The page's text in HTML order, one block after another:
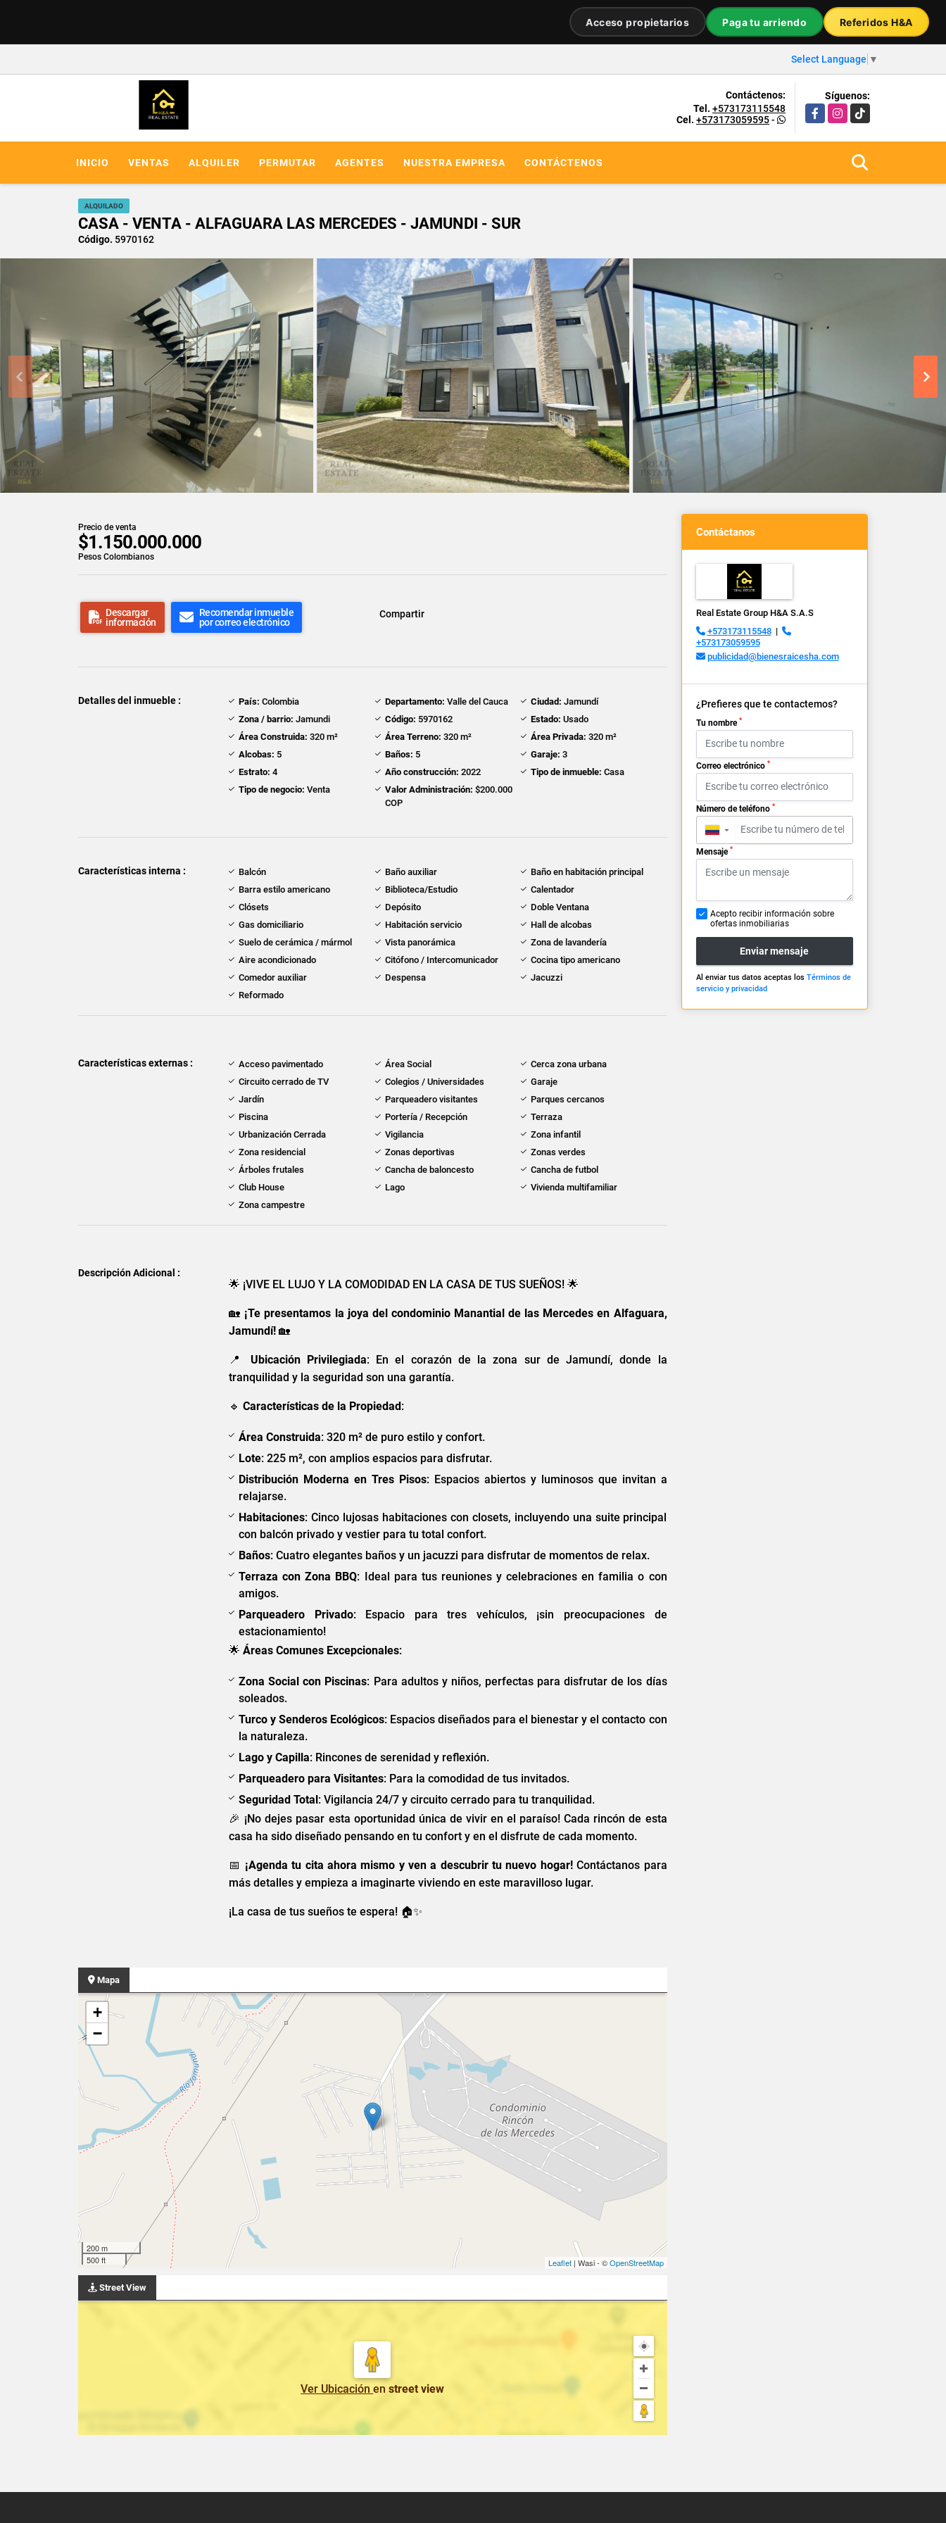
Acceso propietarios Paga tu arriendo Referidos H&A
Select Language ▼
Contáctenos:
Tel. +573173115548
Cel. +573173059595-
Síguenos:
FacebookInstagram
TikTok
INICIO VENTAS ALQUILER PERMUTAR AGENTES NUESTRA EMPRESA CONTÁCTENOS
ALQUILADO
CASA - VENTA - ALFAGUARA LAS MERCEDES - JAMUNDI - SUR
Código. 5970162
Precio de venta
$1.150.000.000
Pesos Colombianos
Descargar
información
Recomendar inmueble
por correo electrónico
Compartir
Detalles del inmueble : País: Colombia Departamento: Valle del Cauca Ciudad: Jamundí
Zona / barrio: Jamundi Código: 5970162 Estado: Usado
Área Construida: 320 m² Área Terreno: 320 m² Área Privada: 320 m²
Alcobas: 5 Baños: 5 Garaje: 3
Estrato: 4 Año construcción: 2022 Tipo de inmueble: Casa
Tipo de negocio: Venta Valor Administración: $200.000
COP
Características interna : Balcón Baño auxiliar
Baño en habitación principal
Barra estilo americano
Biblioteca/Estudio
Calentador
Clósets
Depósito
Doble Ventana
Gas domiciliario
Habitación servicio
Hall de alcobas
Suelo de cerámica / mármol
Vista panorámica
Zona de lavandería
Aire acondicionado
Citófono / Intercomunicador
Cocina tipo americano
Comedor auxiliar
Despensa
Jacuzzi
Reformado
Características externas : Acceso pavimentado Área Social
Cerca zona urbana
Circuito cerrado de TV
Colegios / Universidades
Garaje
Jardín
Parqueadero visitantes
Parques cercanos
Piscina
Portería / Recepción
Terraza
Urbanización Cerrada
Vigilancia
Zona infantil
Zona residencial
Zonas deportivas
Zonas verdes
Árboles frutales
Cancha de baloncesto
Cancha de futbol
Club House
Lago
Vivienda multifamiliar
Zona campestre
Descripción Adicional :
🌟 ¡VIVE EL LUJO Y LA COMODIDAD EN LA CASA DE TUS SUEÑOS! 🌟
🏡 ¡Te presentamos la joya del condominio Manantial de las Mercedes en Alfaguara,
Jamundí! 🏡
📍 Ubicación Privilegiada: En el corazón de la zona sur de Jamundí, donde la
tranquilidad y la seguridad son una garantía.
🔹Características de la Propiedad :
Área Construida: 320 m² de puro estilo y confort.
Lote: 225 m², con amplios espacios para disfrutar.
Distribución Moderna en Tres Pisos: Espacios abiertos y luminosos que invitan a
relajarse.
Habitaciones: Cinco lujosas habitaciones con closets, incluyendo una suite principal
con balcón privado y vestier para tu total confort.
Baños: Cuatro elegantes baños y un jacuzzi para disfrutar de momentos de relax.
Terraza con Zona BBQ: Ideal para tus reuniones y celebraciones en familia o con
amigos.
Parqueadero Privado: Espacio para tres vehículos, ¡sin preocupaciones de
estacionamiento!
🌟Áreas Comunes Excepcionales:
Zona Social con Piscinas: Para adultos y niños, perfectas para disfrutar de los días
soleados.
Turco y Senderos Ecológicos: Espacios diseñados para el bienestar y el contacto con
la naturaleza.
Lago y Capilla: Rincones de serenidad y reflexión.
Parqueadero para Visitantes: Para la comodidad de tus invitados.
Seguridad Total : Vigilancia 24/7 y circuito cerrado para tu tranquilidad.
🎉 ¡No dejes pasar esta oportunidad única de vivir en el paraíso! Cada rincón de esta
casa ha sido diseñado pensando en tu confort y en el disfrute de cada momento.
📅 ¡Agenda tu cita ahora mismo y ven a descubrir tu nuevo hogar!Contáctanos para
más detalles y empieza a imaginarte viviendo en este maravilloso lugar.
¡La casa de tus sueños te espera! 🏠✨
Mapa
+
−
200 m
500 ft
Leaflet| Wasi - ©OpenStreetMap
Street View
Ver Ubicaciónenstreet view
Contáctanos
Real Estate Group H&A S.A.S
+573173115548|
+573173059595
publicidad@bienesraicesha.com
¿Prefieres que te contactemos?
Tu nombre *
Correo electrónico *
Número de teléfono *
▼
Mensaje *
Acepto recibir información sobre
ofertas inmobiliarias
Enviar mensaje
Al enviar tus datos aceptas los Términos de
servicio y privacidad